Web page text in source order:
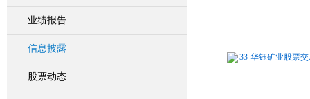
业绩报告
信息披露
股票动态
33-华钰矿业股票